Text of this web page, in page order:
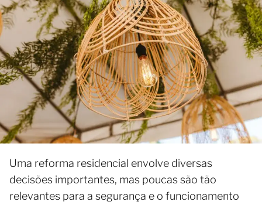
Uma reforma residencial envolve diversas
decisões importantes, mas poucas são tão
relevantes para a segurança e o funcionamento